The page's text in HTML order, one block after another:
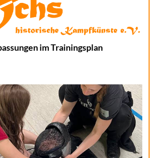
im Trainingsplan